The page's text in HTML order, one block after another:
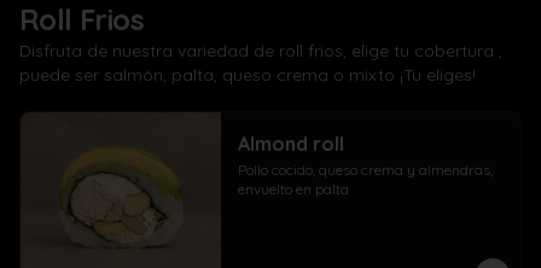
envuelto en queso
10 Camarón, cebollín, queso crema
Roll Frios
Disfruta de nuestra variedad de roll frios, elige tu cobertura ,
puede ser salmón, palta, queso crema o mixto ¡Tu eliges!
Almond roll
Pollo cocido, queso crema y almendras,
envuelto en palta